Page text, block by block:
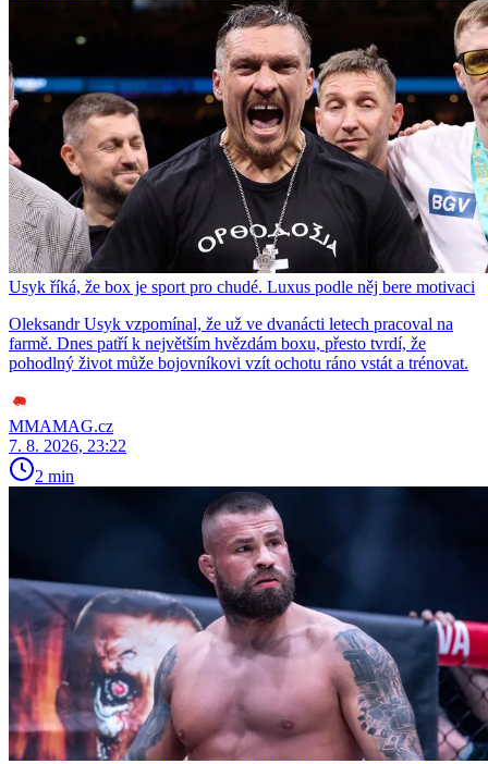
Usyk říká, že box je sport pro chudé. Luxus podle něj bere motivaci
Oleksandr Usyk vzpomínal, že už ve dvanácti letech pracoval na
farmě. Dnes patří k největším hvězdám boxu, přesto tvrdí, že
pohodlný život může bojovníkovi vzít ochotu ráno vstát a trénovat.
MMAMAG.cz
7. 8. 2026, 23:22
2 min